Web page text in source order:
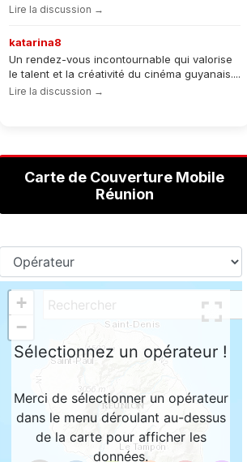
Lire la discussion →
katarina8
Un rendez-vous incontournable qui valorise
le talent et la créativité du cinéma guyanais....
Lire la discussion →
Carte de Couverture Mobile
Réunion